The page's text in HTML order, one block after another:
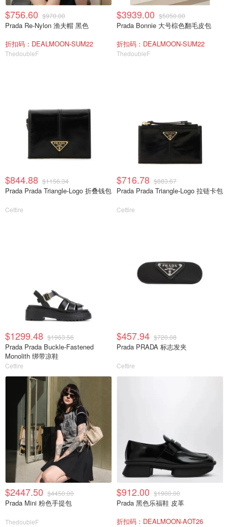
$756.60 $970.00
Prada Re-Nylon 渔夫帽 黑色
折扣码：DEALMOON-SUM22
ThedoubleF
$3939.00 $5050.00
Prada Bonnie 大号棕色翻毛皮包
折扣码：DEALMOON-SUM22
ThedoubleF
$844.88 $1156.34
Prada Prada Triangle-Logo 折叠钱包
Cettire
$716.78 $883.67
Prada Prada Triangle-Logo 拉链卡包
Cettire
$1299.48 $1963.56
Prada Prada Buckle-Fastened
Monolith 绑带凉鞋
Cettire
$457.94 $720.08
Prada PRADA 标志发夹
Cettire
$2447.50 $4450.00
Prada Mini 粉色手提包
ThedoubleF
$912.00 $1900.00
Prada 黑色乐福鞋 皮革
折扣码：DEALMOON-AOT26